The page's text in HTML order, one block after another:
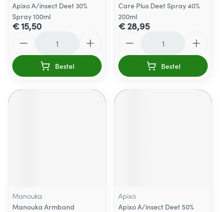
Apixo A/insect Deet 30%
Spray 100ml
€ 15,50
Bestel
Care Plus Deet Spray 40%
200ml
€ 28,95
Bestel
Manouka
Manouka Armband
Apixo
Apixo A/insect Deet 50%